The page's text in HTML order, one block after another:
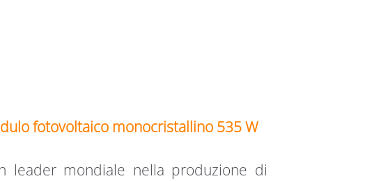
fotovoltaico monocristallino 535 W
leader mondiale nella produzione di